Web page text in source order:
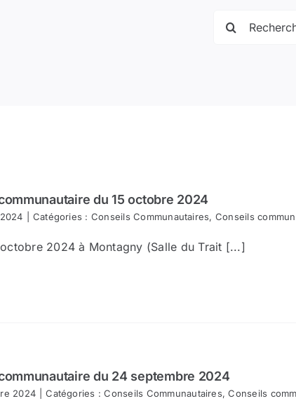
du 15 octobre 2024
Catégories : Conseils Communautaires, Conseils
2024 à Montagny (Salle du Trait [...]
du 24 septembre 2024
2024 Catégories :Conseils Communautaires,Conseils